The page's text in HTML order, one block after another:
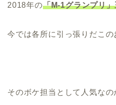
2018年の「M-1グランプリ」
今では各所に引っ張りだこの
そのボケ担当として人気なの